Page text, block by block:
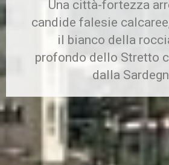
Una città-fortezza
candide falesie
il bianco della
profondo dello Stretto
dalla